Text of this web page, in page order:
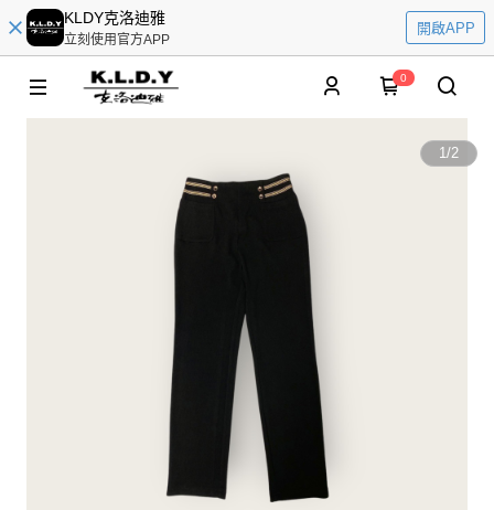
KLDY克洛迪雅
立刻使用官方APP
開啟APP
0
1/2